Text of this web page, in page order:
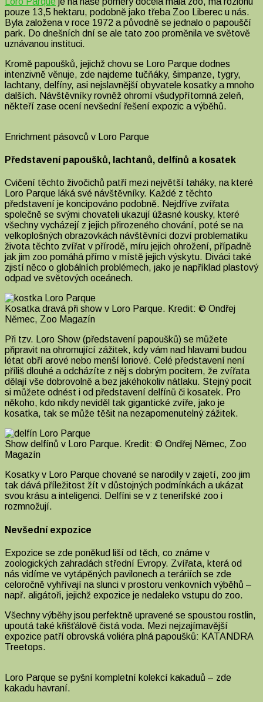
oči
pouze 13,5 hektaru, podobně jako třeba Zoo Liberec u nás.
Byla založena v roce 1972 a původně se jednalo o papouščí
park. Do dnešních dní se ale tato zoo proměnila ve světově
uznávanou instituci.
Kromě papoušků, jejichž chovu se Loro Parque dodnes
intenzivně věnuje, zde najdeme tučňáky, šimpanze, tygry,
lachtany, delfíny, asi nejslavnější obyvatele kosatky a mnoho
dalších. Návštěvníky rovněž ohromí všudypřítomná zeleň,
někteří zase ocení nevšední řešení expozic a výběhů.
Enrichment pásovců v Loro Parque
Představení papoušků, lachtanů, delfínů a kosatek
Cvičení těchto živočichů patří mezi největší taháky, na které
Loro Parque láká své návštěvníky. Každé z těchto
představení je koncipováno podobně. Nejdříve zvířata
společně se svými chovateli ukazují úžasné kousky, které
všechny vycházejí z jejich přirozeného chování, poté se na
velkoplošných obrazovkách návštěvníci dozví problematiku
života těchto zvířat v přírodě, míru jejich ohrožení, případně
jak jim zoo pomáhá přímo v místě jejich výskytu. Diváci také
zjistí něco o globálních problémech, jako je například plastový
odpad ve světových oceánech.
Kosatka dravá při show v Loro Parque. Kredit: © Ondřej
Němec, Zoo Magazín
Při tzv. Loro Show (představení papoušků) se můžete
připravit na ohromující zážitek, kdy vám nad hlavami budou
létat obří arové nebo menší loriové. Celé představení není
příliš dlouhé a odcházíte z něj s dobrým pocitem, že zvířata
dělají vše dobrovolně a bez jakéhokoliv nátlaku. Stejný pocit
si můžete odnést i od představení delfínů či kosatek. Pro
někoho, kdo nikdy neviděl tak gigantické zvíře, jako je
kosatka, tak se může těšit na nezapomenutelný zážitek.
Show delfínů v Loro Parque. Kredit: © Ondřej Němec, Zoo
Magazín
Kosatky v Loro Parque chované se narodily v zajetí, zoo jim
tak dává příležitost žít v důstojných podmínkách a ukázat
svou krásu a inteligenci. Delfíni se v z tenerifské zoo i
rozmnožují.
Nevšední expozice
Expozice se zde poněkud liší od těch, co známe v
zoologických zahradách střední Evropy. Zvířata, která od
nás vidíme ve vytápěných pavilonech a teráriích se zde
celoročně vyhřívají na slunci v prostoru venkovních výběhů –
např. aligátoři, jejichž expozice je nedaleko vstupu do zoo.
Všechny výběhy jsou perfektně upravené se spoustou rostlin,
upoutá také křišťálově čistá voda. Mezi nejzajímavější
expozice patří obrovská voliéra plná papoušků: KATANDRA
Treetops.
Loro Parque se pyšní kompletní kolekcí kakaduů – zde
kakadu havraní.